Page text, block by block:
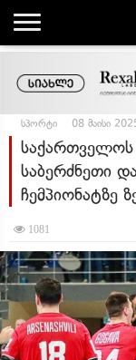
სპორტი 08 მაისი
საბერძნეთი
ჩემპიონატზე
1081